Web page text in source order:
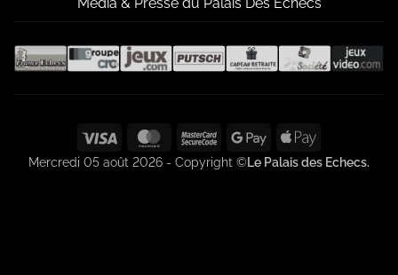
Visa MasterCardMasterCard
2
Google
Pay
Apple
Pay
Mercredi 05 août 2026 - Copyright ©Le Palais des Echecs.